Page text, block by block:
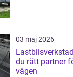
03 maj 2026
Lastbilsverkstad
du rätt partner
vägen